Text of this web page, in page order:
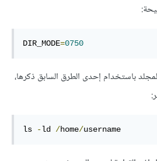
DIR_MODE=0750
باستخدام إحدى الطرق السابق ذكرها،
ls -ld /home/username